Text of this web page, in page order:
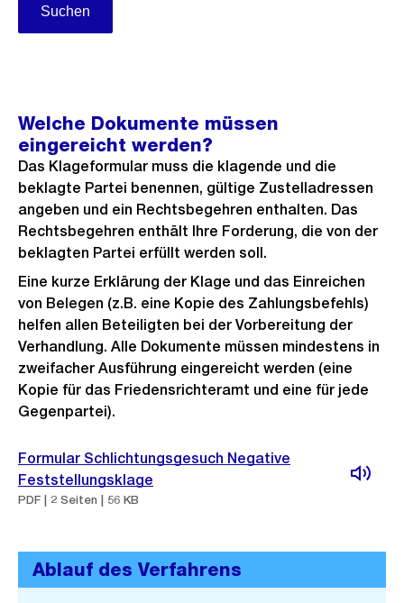
Welche Dokumente müssen
eingereicht werden?
Das Klageformular muss die klagende und die
beklagte Partei benennen, gültige Zustelladressen
angeben und ein Rechtsbegehren enthalten. Das
Rechtsbegehren enthält Ihre Forderung, die von der
beklagten Partei erfüllt werden soll.
Eine kurze Erklärung der Klage und das Einreichen
von Belegen (z.B. eine Kopie des Zahlungsbefehls)
helfen allen Beteiligten bei der Vorbereitung der
Verhandlung. Alle Dokumente müssen mindestens in
zweifacher Ausführung eingereicht werden (eine
Kopie für das Friedensrichteramt und eine für jede
Gegenpartei).
Formular Schlichtungsgesuch Negative
Feststellungsklage
PDF | 2 Seiten | 56 KB
Ablauf des Verfahrens